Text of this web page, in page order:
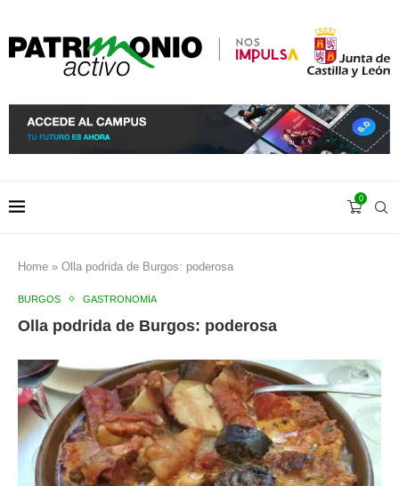
0
Home » Olla podrida de Burgos: poderosa
BURGOS GASTRONOMÍA
Olla podrida de Burgos: poderosa